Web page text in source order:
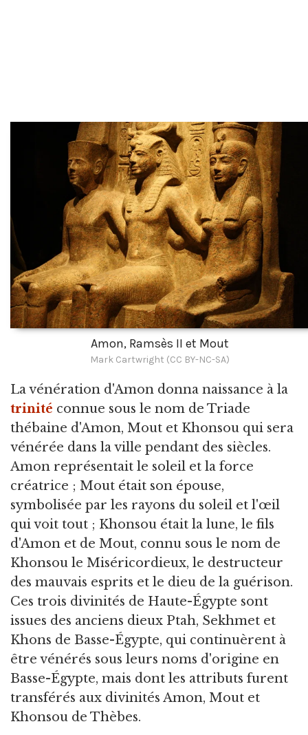
Amon, Ramsès II et Mout
Mark Cartwright (CC BY-NC-SA)
La vénération d'Amon donna naissance à la
trinité connue sous le nom de Triade
thébaine d'Amon, Mout et Khonsou qui sera
vénérée dans la ville pendant des siècles.
Amon représentait le soleil et la force
créatrice ; Mout était son épouse,
symbolisée par les rayons du soleil et l'œil
qui voit tout ; Khonsou était la lune, le fils
d'Amon et de Mout, connu sous le nom de
Khonsou le Miséricordieux, le destructeur
des mauvais esprits et le dieu de la guérison.
Ces trois divinités de Haute-Égypte sont
issues des anciens dieux Ptah, Sekhmet et
Khons de Basse-Égypte, qui continuèrent à
être vénérés sous leurs noms d'origine en
Basse-Égypte, mais dont les attributs furent
transférés aux divinités Amon, Mout et
Khonsou de Thèbes.